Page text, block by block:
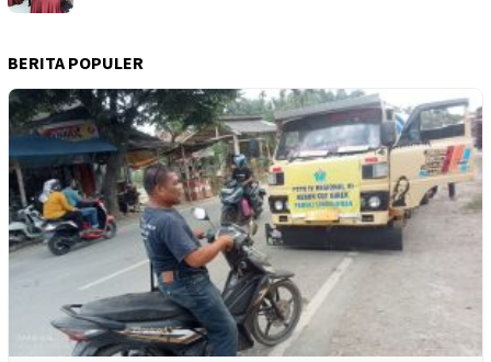
BERITA POPULER